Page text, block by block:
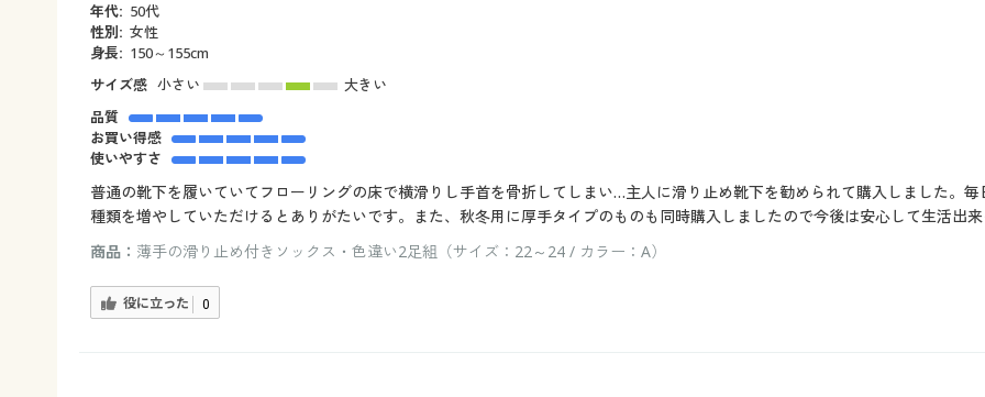
年代: 50代
性別: 女性
身長: 150～155cm
サイズ感 小さい
大きい
品質
お買い得感
使いやすさ
普通の靴下を履いていてフローリングの床で横滑りし手首を骨折してしまい…主人に滑り止め靴下を勧められて購入しました。
種類を増やしていただけるとありがたいです。また、秋冬用に厚手タイプのものも同時購入しましたので今後は安心して生活出来
商品： 薄手の滑り止め付きソックス・色違い2足組（サイズ：22～24 / カラー：A）
役に立った 0